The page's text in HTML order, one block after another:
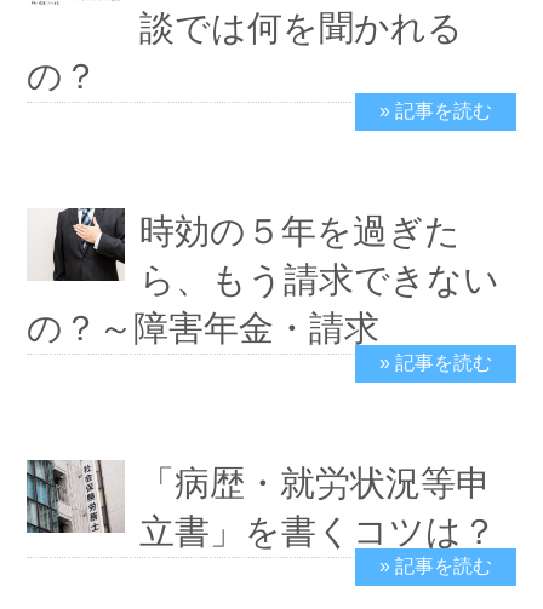
談では何を聞かれる
の？
2019/11/12
» 記事を読む
時効の５年を過ぎた
ら、もう請求できない
の？～障害年金・請求
2019/9/10
» 記事を読む
「病歴・就労状況等申
立書」を書くコツは？
2019/9/3
» 記事を読む